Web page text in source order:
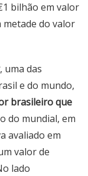
bilhão em valor
metade do valor
, uma das
e do mundo,
brasileiro que
do mundial, em
avaliado em
valor de
lado